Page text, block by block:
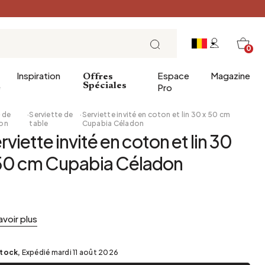
0
salle de bains
Entrée
Salle à manger
Grenier
Inspiration
Petit Déjeuner
Brunch
Table de fête
Offres
Spéciales
Espace
Pro
Magazine
de
·Serviette de
table
·Serviette invité en coton et lin 30 x 50 cm
Cupabia Céladon
invité en coton et lin 30
cm Cupabia Céladon
plus
Expédié mardi 11 août 2026